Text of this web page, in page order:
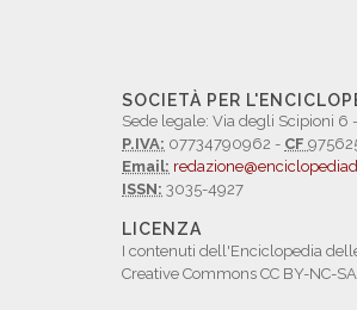
SOCIETÀ PER
Sede legale: Via degli Scipioni 6
P.IVA: 07734790962 - CF
Email:
ISSN: 3035-4927
LICENZA
I contenuti dell'Enciclopedia
Creative Commons CC BY-NC-